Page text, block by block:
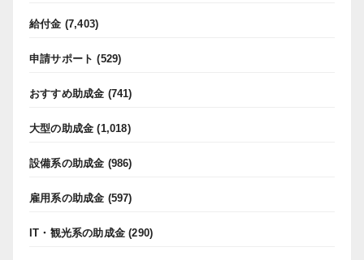
給付金 (7,403)
申請サポート (529)
おすすめ助成金 (741)
大型の助成金 (1,018)
設備系の助成金 (986)
雇用系の助成金 (597)
IT・観光系の助成金 (290)